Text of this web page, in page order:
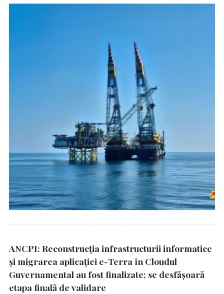
ANCPI: Reconstrucția infrastructurii informatice
și migrarea aplicației e-Terra în Cloudul
Guvernamental au fost finalizate; se desfășoară
etapa finală de validare